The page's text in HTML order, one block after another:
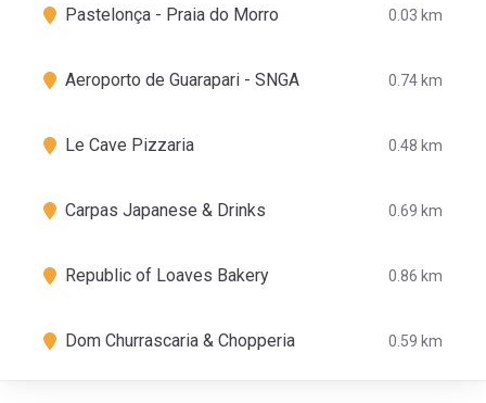
Pastelonça - Praia do Morro 0.03 km
Aeroporto de Guarapari - SNGA 0.74 km
Le Cave Pizzaria 0.48 km
Carpas Japanese & Drinks 0.69 km
Republic of Loaves Bakery 0.86 km
Dom Churrascaria & Chopperia 0.59 km